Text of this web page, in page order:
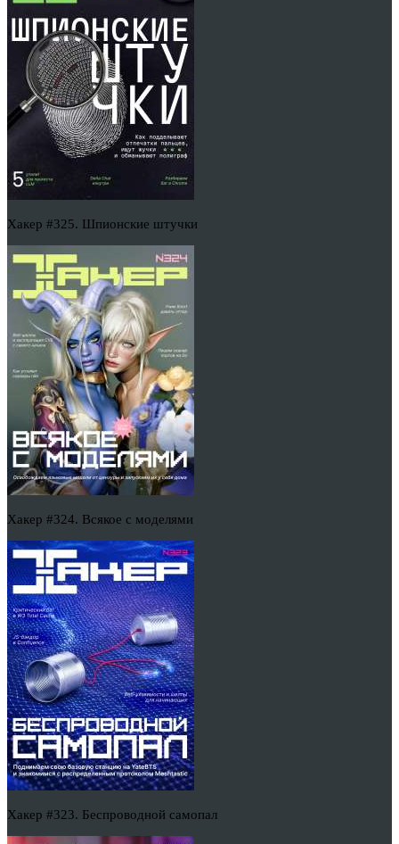
Хакер #325. Шпионские штучки
Хакер #324. Всякое с моделями
Хакер #323. Беспроводной самопал